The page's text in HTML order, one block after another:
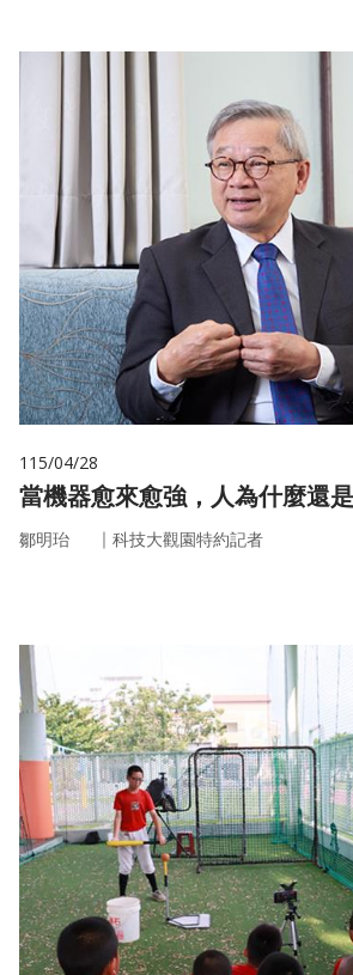
115/04/28
當機器愈來愈強，人為什麼還
鄒明珆 ｜ 科技大觀園特約記者